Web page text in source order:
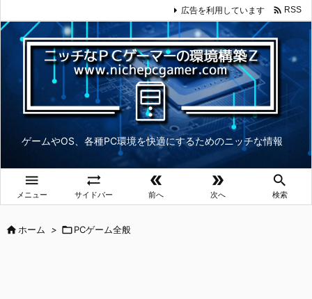
ゲームやOS、各種PC環境を快適にするためのニッチな情報

メニュー

サイドバー

前へ

次へ

検索
広告を利用しています  RSS
ホーム > PCゲーム全般